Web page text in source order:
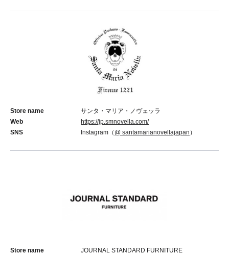
Store name
サンタ・マリア・ノヴェッラ
Web
https://jp.smnovella.com/
SNS
Instagram（ @ santamarianovellajapan ）
Store name JOURNAL STANDARD FURNITURE